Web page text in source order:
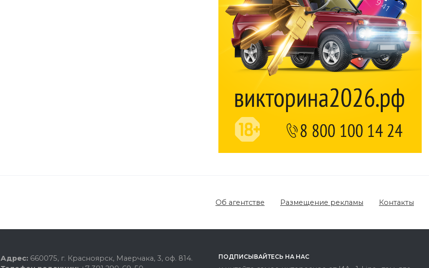
Об агентстве Размещение рекламы Контакты
Адрес: 660075, г. Красноярск, Маерчака, 3, оф. 814.
ПОДПИСЫВАЙТЕСЬ НА НАС